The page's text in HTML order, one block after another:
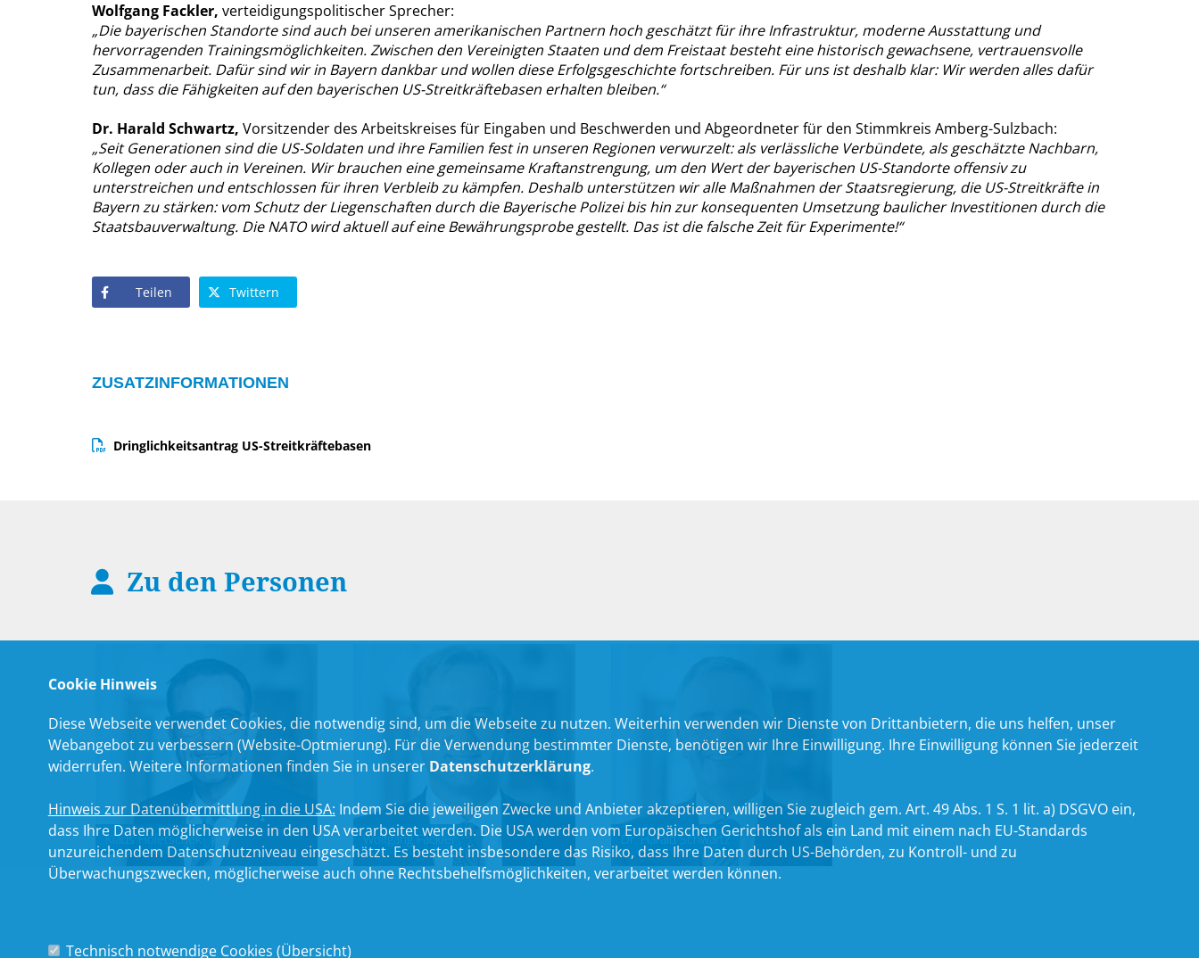
Wolfgang Fackler, verteidigungspolitischer Sprecher:
Die bayerischen Standorte sind auch bei unseren amerikanischen Partnern hoch geschätzt für ihre Infrastruktur, moderne Ausstattung und
hervorragenden Trainingsmöglichkeiten. Zwischen den Vereinigten Staaten und dem Freistaat besteht eine historisch gewachsene, vertrauensvolle
Zusammenarbeit. Dafür sind wir in Bayern dankbar und wollen diese Erfolgsgeschichte fortschreiben. Für uns ist deshalb klar: Wir werden alles dafür
tun, dass die Fähigkeiten auf den bayerischen US-Streitkräftebasen erhalten bleiben.“
Dr. Harald Schwartz, Vorsitzender des Arbeitskreises für Eingaben und Beschwerden und Abgeordneter für den Stimmkreis Amberg-Sulzbach:
Seit Generationen sind die US-Soldaten und ihre Familien fest in unseren Regionen verwurzelt: als verlässliche Verbündete, als geschätzte Nachbarn,
Kollegen oder auch in Vereinen. Wir brauchen eine gemeinsame Kraftanstrengung, um den Wert der bayerischen US-Standorte offensiv zu
unterstreichen und entschlossen für ihren Verbleib zu kämpfen. Deshalb unterstützen wir alle Maßnahmen der Staatsregierung, die US-Streitkräfte in
Bayern zu stärken: vom Schutz der Liegenschaften durch die Bayerische Polizei bis hin zur konsequenten Umsetzung baulicher Investitionen durch die
Staatsbauverwaltung. Die NATO wird aktuell auf eine Bewährungsprobe gestellt. Das ist die falsche Zeit für Experimente!“
Teilen Twittern
ZUSATZINFORMATIONEN
Dringlichkeitsantrag US-Streitkräftebasen
Zu den Personen
Klaus Holetschek Wolfgang Fackler Dr. Harald Schwartz
Cookie Hinweis
Diese Webseite verwendet Cookies, die notwendig sind, um die Webseite zu nutzen. Weiterhin verwenden wir Dienste von Drittanbietern, die uns helfen, unser
Webangebot zu verbessern (Website-Optmierung). Für die Verwendung bestimmter Dienste, benötigen wir Ihre Einwilligung. Ihre Einwilligung können Sie jederzeit
widerrufen. Weitere Informationen finden Sie in unserer Datenschutzerklärung.
Hinweis zur Datenübermittlung in die USA: Indem Sie die jeweiligen Zwecke und Anbieter akzeptieren, willigen Sie zugleich gem. Art. 49 Abs. 1 S. 1 lit. a) DSGVO ein,
dass Ihre Daten möglicherweise in den USA verarbeitet werden. Die USA werden vom Europäischen Gerichtshof als ein Land mit einem nach EU-Standards
unzureichendem Datenschutzniveau eingeschätzt. Es besteht insbesondere das Risiko, dass Ihre Daten durch US-Behörden, zu Kontroll- und zu
Überwachungszwecken, möglicherweise auch ohne Rechtsbehelfsmöglichkeiten, verarbeitet werden können.
Technisch notwendige Cookies (Übersicht)